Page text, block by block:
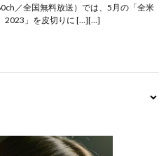
／全国無料放送）では、5月の「全米
2023」を皮切りに […][…]